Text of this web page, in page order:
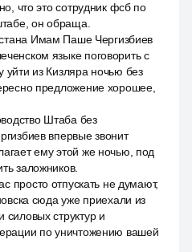
что это сотрудник фсб по
он обраща.
Имам Паше Чергизбиев
языке поговорить с
из Кизляра ночью без
предложение хорошее,
Штаба без
впервые звонит
ему этой же ночью, под
заложников.
просто отпускать не думают,
сюда уже приехали из
структур и
по уничтожению вашей